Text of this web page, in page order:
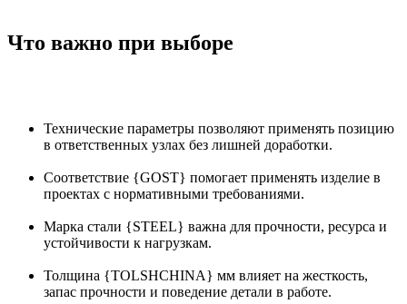
Что важно при выборе
Технические параметры позволяют применять позицию
в ответственных узлах без лишней доработки.
Соответствие {GOST} помогает применять изделие в
проектах с нормативными требованиями.
Марка стали {STEEL} важна для прочности, ресурса и
устойчивости к нагрузкам.
Толщина {TOLSHCHINA} мм влияет на жесткость,
запас прочности и поведение детали в работе.